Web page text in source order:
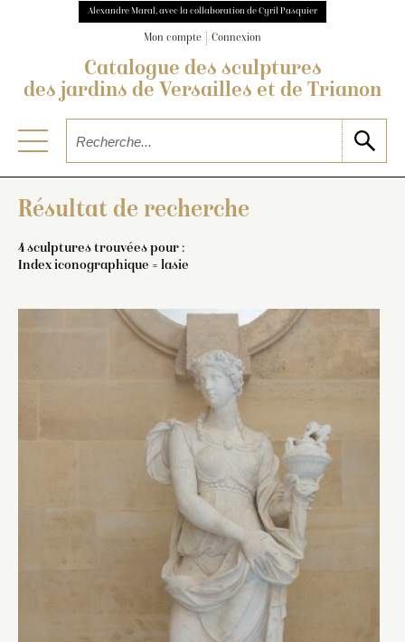
Alexandre Maral, avec la collaboration de Cyril Pasquier
Mon compte Connexion
Catalogue des sculptures
des jardins de Versailles et de Trianon
Résultat de recherche
4 sculptures trouvées pour :
Index iconographique = lasie